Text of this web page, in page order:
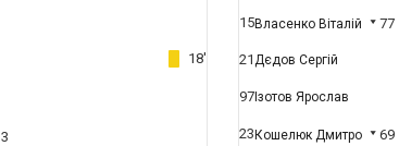
18'
3
15Власенко Віталій 77
21Дєдов Сергій
97 Ізотов Ярослав
23 Кошелюк Дмитро 69